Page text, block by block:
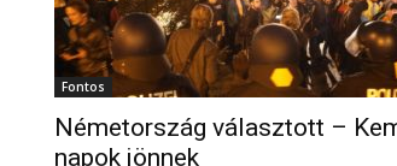
Fontos
Németország választott –
napok jönnek